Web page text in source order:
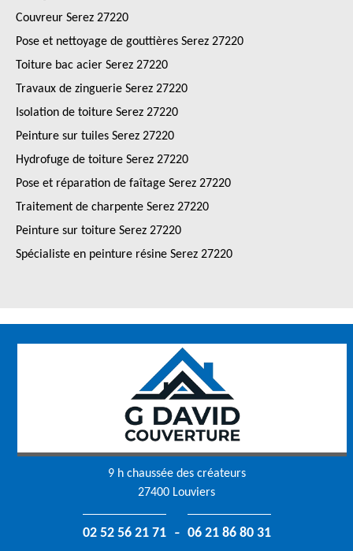
Couvreur Serez 27220
Pose et nettoyage de gouttières Serez 27220
Toiture bac acier Serez 27220
Travaux de zinguerie Serez 27220
Isolation de toiture Serez 27220
Peinture sur tuiles Serez 27220
Hydrofuge de toiture Serez 27220
Pose et réparation de faîtage Serez 27220
Traitement de charpente Serez 27220
Peinture sur toiture Serez 27220
Spécialiste en peinture résine Serez 27220
9 h chaussée des créateurs
27400 Louviers
02 52 56 21 71 - 06 21 86 80 31